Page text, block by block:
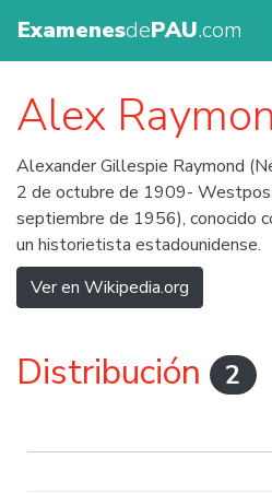
ExamenesdePAU.com
Alex
Alexander Gillespie Raymond
2 de octubre de 1909-
septiembre de 1956), conocido
un historietista estadounidense.
Ver en Wikipedia.org
Distribución 2